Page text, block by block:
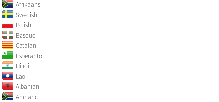
Afrikaans
Swedish
Polish
Basque
Catalan
Esperanto
Hindi
Lao
Albanian
Amharic